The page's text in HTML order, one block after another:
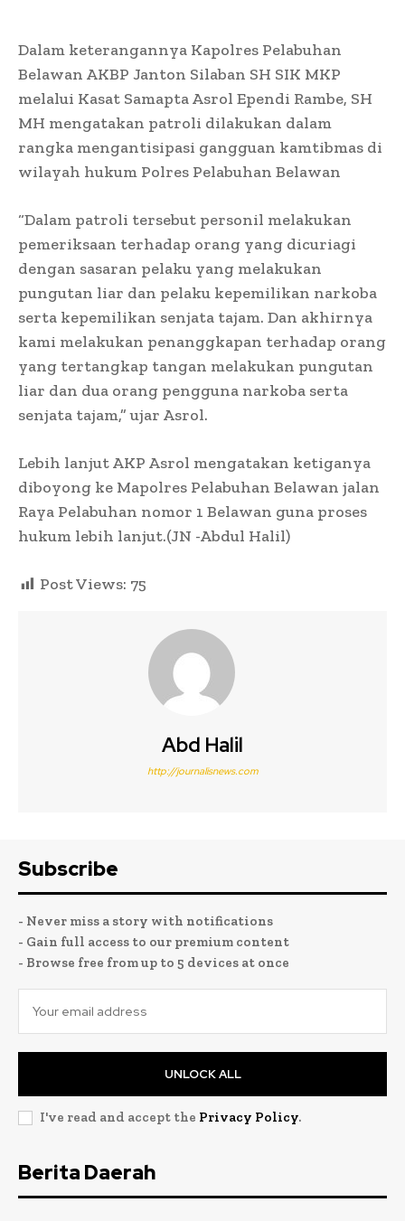
Dalam keterangannya Kapolres Pelabuhan
Belawan AKBP Janton Silaban SH SIK MKP
melalui Kasat Samapta Asrol Ependi Rambe, SH
MH mengatakan patroli dilakukan dalam
rangka mengantisipasi gangguan kamtibmas di
wilayah hukum Polres Pelabuhan Belawan
“Dalam patroli tersebut personil melakukan
pemeriksaan terhadap orang yang dicuriagi
dengan sasaran pelaku yang melakukan
pungutan liar dan pelaku kepemilikan narkoba
serta kepemilikan senjata tajam. Dan akhirnya
kami melakukan penanggkapan terhadap orang
yang tertangkap tangan melakukan pungutan
liar dan dua orang pengguna narkoba serta
senjata tajam,” ujar Asrol.
Lebih lanjut AKP Asrol mengatakan ketiganya
diboyong ke Mapolres Pelabuhan Belawan jalan
Raya Pelabuhan nomor 1 Belawan guna proses
hukum lebih lanjut.(JN -Abdul Halil)
Post Views: 75
Abd Halil
http://journalisnews.com
Subscribe
- Never miss a story with notifications
- Gain full access to our premium content
- Browse free from up to 5 devices at once
UNLOCK ALL
I've read and accept the Privacy Policy.
Berita Daerah